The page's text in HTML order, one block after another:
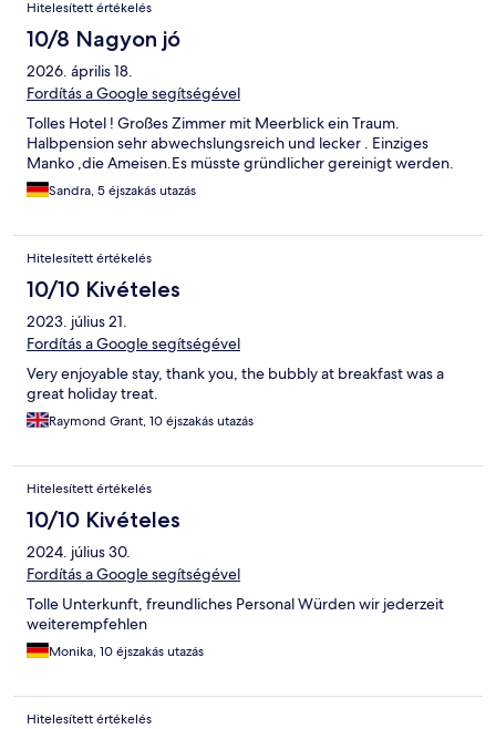
Hitelesített értékelés
10/8 Nagyon jó
2026. április 18.
Fordítás a Google segítségével
Tolles Hotel ! Großes Zimmer mit Meerblick ein Traum.
Halbpension sehr abwechslungsreich und lecker . Einziges
Manko ,die Ameisen.Es müsste gründlicher gereinigt werden.
Sandra, 5 éjszakás utazás
Hitelesített értékelés
10/10 Kivételes
2023. július 21.
Fordítás a Google segítségével
Very enjoyable stay, thank you, the bubbly at breakfast was a
great holiday treat.
Raymond Grant, 10 éjszakás utazás
Hitelesített értékelés
10/10 Kivételes
2024. július 30.
Fordítás a Google segítségével
Tolle Unterkunft, freundliches Personal Würden wir jederzeit
weiterempfehlen
Monika, 10 éjszakás utazás
Hitelesített értékelés